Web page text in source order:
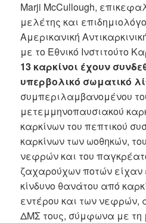
Marji McCullough,
μελέτης και
Αμερικανική
με το Εθνικό Ινστιτούτο
13 καρκίνοι έχουν
υπερβολικό σωματικό
συμπεριλαμβανομένου
μετεμμηνοπαυσιακού
καρκίνων του πεπτικού
καρκίνων των ωοθηκών,
νεφρών και του
ζαχαρούχων ποτών είχαν
κίνδυνο θανάτου από
εντέρου και των νεφρών,
ΔΜΣ τους, σύμφωνα με τη